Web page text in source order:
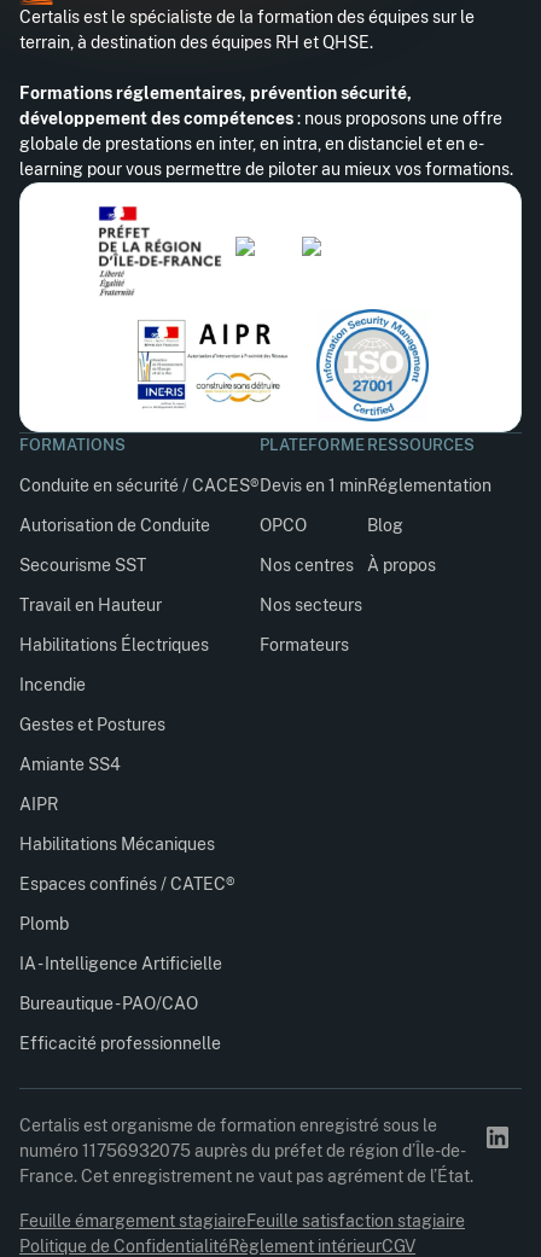
Certalis est le spécialiste de la formation des équipes sur le
terrain, à destination des équipes RH et QHSE.
Formations réglementaires, prévention sécurité,
développement des compétences: nous proposons une offre
globale de prestations en inter, en intra, en distanciel et en e-
learning pour vous permettre de piloter au mieux vos formations.
FORMATIONS
Conduite en sécurité / CACES®
Autorisation de Conduite
Secourisme SST
Travail en Hauteur
Habilitations Électriques
Incendie
Gestes et Postures
Amiante SS4
AIPR
Habilitations Mécaniques
Espaces confinés / CATEC®
Plomb
IA - Intelligence Artificielle
Bureautique - PAO/CAO
Efficacité professionnelle
PLATEFORME
Devis en 1 min
OPCO
Nos centres
Nos secteurs
Formateurs
RESSOURCES
Réglementation
Blog
À propos
Certalis est organisme de formation enregistré sous le
numéro 11756932075 auprès du préfet de région d’Île-de-
France. Cet enregistrement ne vaut pas agrément de l’État.
Feuille émargement stagiaireFeuille satisfaction stagiaire
Politique de ConfidentialitéRèglement intérieurCGV